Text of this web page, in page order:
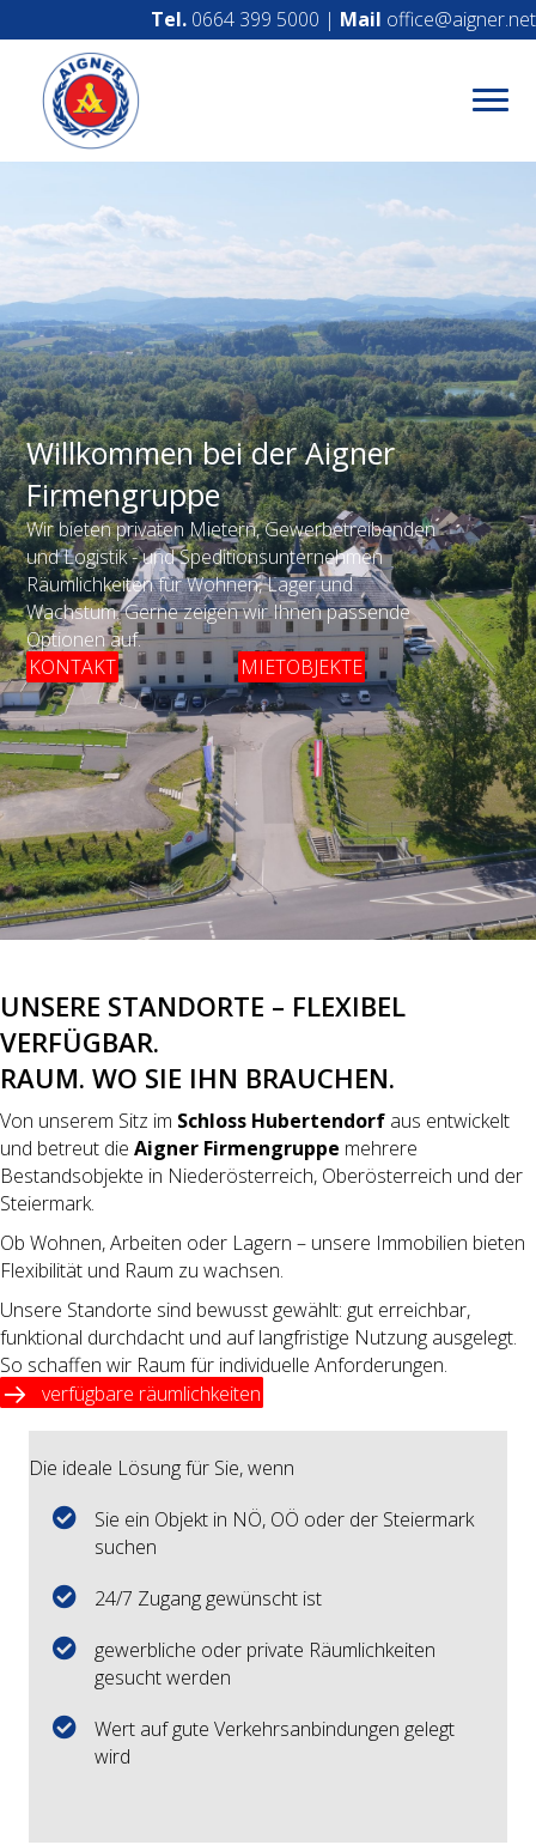
Tel. 0664 399 5000 | Mail office@aigner.net
Willkommen bei der Aigner
Firmengruppe
Wir bieten privaten Mietern, Gewerbetreibenden
und Logistik - und Speditionsunternehmen
Räumlichkeiten für Wohnen, Lager und
Wachstum. Gerne zeigen wir Ihnen passende
Optionen auf.
KONTAKT
MIETOBJEKTE
UNSERE STANDORTE – FLEXIBEL
VERFÜGBAR.
RAUM. WO SIE IHN BRAUCHEN.
Von unserem Sitz im Schloss Hubertendorf aus entwickelt
und betreut die Aigner Firmengruppe mehrere
Bestandsobjekte in Niederösterreich, Oberösterreich und der
Steiermark.
Ob Wohnen, Arbeiten oder Lagern – unsere Immobilien bieten
Flexibilität und Raum zu wachsen.
Unsere Standorte sind bewusst gewählt: gut erreichbar,
funktional durchdacht und auf langfristige Nutzung ausgelegt.
So schaffen wir Raum für individuelle Anforderungen.
verfügbare räumlichkeiten
Die ideale Lösung für Sie, wenn
Sie ein Objekt in NÖ, OÖ oder der Steiermark
suchen
24/7 Zugang gewünscht ist
gewerbliche oder private Räumlichkeiten
gesucht werden
Wert auf gute Verkehrsanbindungen gelegt
wird